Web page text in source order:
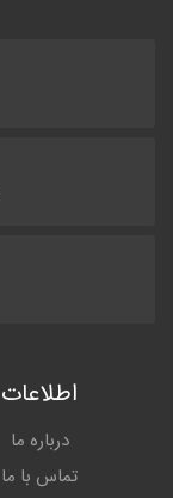
اطلاعات
درباره ما
تماس با ما